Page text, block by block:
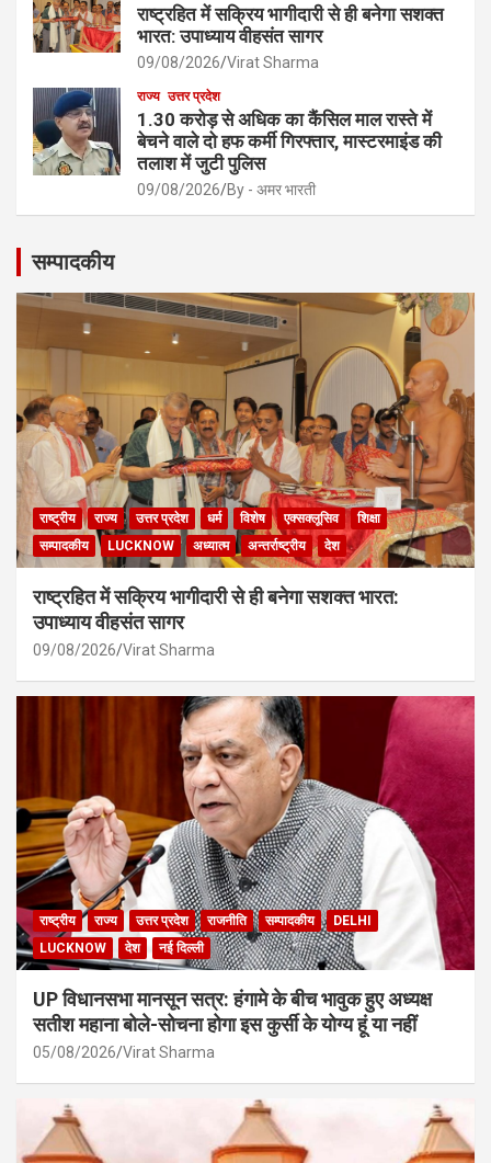
राष्ट्रहित में सक्रिय भागीदारी से ही बनेगा सशक्त
भारत: उपाध्याय वीहसंत सागर
09/08/2026 Virat Sharma
राज्य उत्तर प्रदेश
1.30 करोड़ से अधिक का कैंसिल माल रास्ते में
बेचने वाले दो हफ कर्मी गिरफ्तार, मास्टरमाइंड की
तलाश में जुटी पुलिस
09/08/2026 By - अमर भारती
सम्पादकीय
राष्ट्रीय राज्य उत्तर प्रदेश धर्म विशेष एक्सक्लूसिव
शिक्षा
सम्पादकीय
LUCKNOW अध्यात्म अन्तर्राष्ट्रीय देश
राष्ट्रहित में सक्रिय भागीदारी से ही बनेगा सशक्त भारत:
उपाध्याय वीहसंत सागर
09/08/2026 Virat Sharma
राष्ट्रीय राज्य उत्तर प्रदेश राजनीति सम्पादकीय
DELHI
LUCKNOW
देश नई दिल्ली
UP विधानसभा मानसून सत्र: हंगामे के बीच भावुक हुए अध्यक्ष
सतीश महाना बोले-सोचना होगा इस कुर्सी के योग्य हूं या नहीं
05/08/2026 Virat Sharma